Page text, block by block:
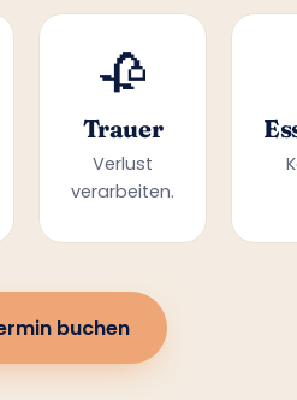
🥀
Trauer
Verlust
verarbeiten.
buchen